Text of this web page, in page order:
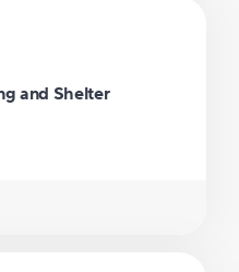
and Shelter